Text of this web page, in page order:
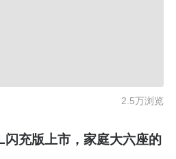
2.5万浏览
充版上市，家庭大六座的